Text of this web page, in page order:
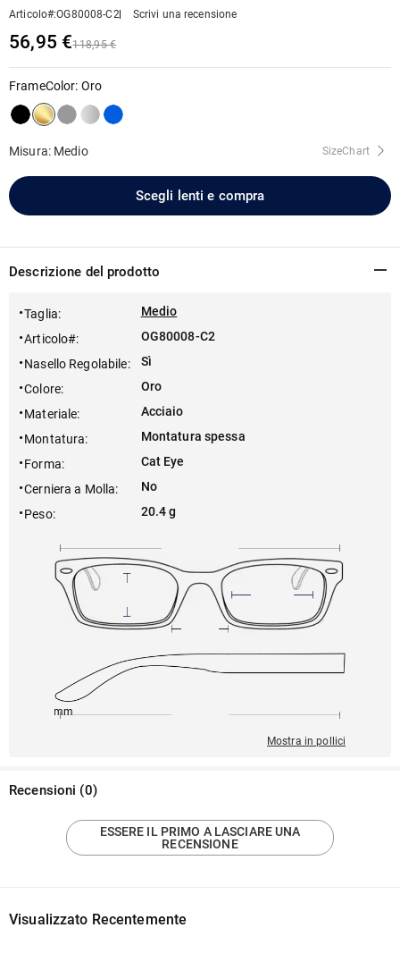
Articolo#:OG80008-C2 Scrivi una recensione
56,95 €118,95 €
FrameColor: Oro
Misura: Medio SizeChart
Scegli lenti e compra
Descrizione del prodotto
Taglia:
Medio
Articolo#:
OG80008-C2
Nasello Regolabile:
Sì
Colore:
Oro
Materiale:
Acciaio
Montatura:
Montatura spessa
Forma:
Cat Eye
Cerniera a Molla:
No
Peso: 20.4 g
145mm
Mostra in pollici
Recensioni (0)
ESSERE IL PRIMO A LASCIARE UNA
RECENSIONE
Visualizzato Recentemente